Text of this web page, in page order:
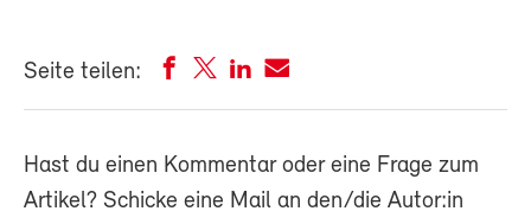
Seite teilen:
Hast du einen Kommentar oder eine Frage zum
Artikel? Schicke eine Mail an den/die Autor:in